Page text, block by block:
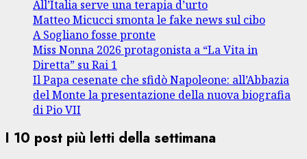
All’Italia serve una terapia d’urto
Matteo Micucci smonta le fake news sul cibo
A Sogliano fosse pronte
Miss Nonna 2026 protagonista a “La Vita in
Diretta” su Rai 1
Il Papa cesenate che sfidò Napoleone: all’Abbazia
del Monte la presentazione della nuova biografia
di Pio VII
I 10 post più letti della settimana